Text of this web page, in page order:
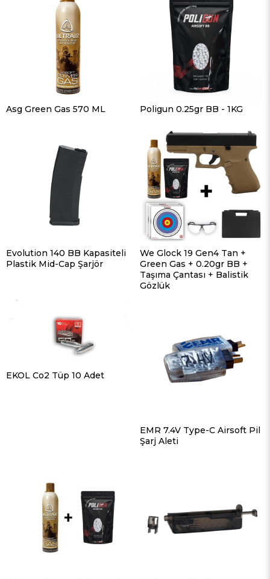
Asg Green Gas 570 ML Poligun 0.25gr BB - 1KG
Evolution 140 BB Kapasiteli
Plastik Mid-Cap Şarjör
We Glock 19 Gen4 Tan +
Green Gas + 0.20gr BB +
Taşıma Çantası + Balistik
Gözlük
EKOL Co2 Tüp 10 Adet
EMR 7.4V Type-C Airsoft Pil
Şarj Aleti